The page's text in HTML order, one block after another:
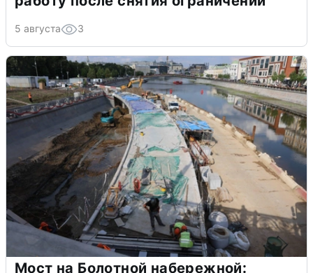
5 августа 3
Мост на Болотной набережной: